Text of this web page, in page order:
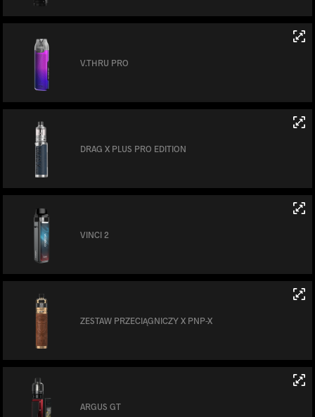
V.THRU PRO
DRAG X PLUS PRO EDITION
VINCI 2
ZESTAW PRZECIĄGNICZY X PNP-X
ARGUS GT